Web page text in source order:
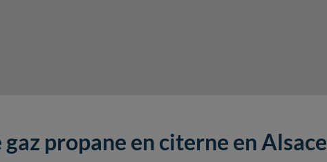
propane en citerne en Alsace